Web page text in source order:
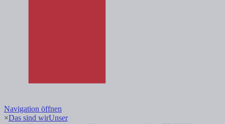
Navigation öffnen
×Das sind wirUnser